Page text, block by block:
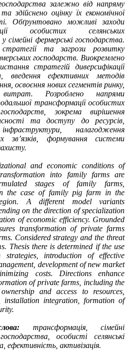
залежно від напряму
та здійснено оцінку їх економічної
Обґрунтовано можливі заходи
особистих селянських
сімейні фермерські господарства.
стратегії та загрози розвитку
господарств. Виокремлено
стратегій диверсифікації
введення ефективних методів
освоєння нових сегментів ринку,
витрат. Розроблено напрями
трансформації особистих
зокрема вирішення
та доступу до ресурсів,
налагодження
зв’язків, формування системи
and economic conditions of
transformation into family farms are
stages of family farms,
the case of family pig farm in the
A different model variants
on the direction of specialization
of economic efficiency. Grounded
transformation of private farms
Considered strategy and the threat
Thesis there is determined if the use
strategies, introduction of effective
development of new market
costs. Directions enhance
of private farms, including the
and access to resources,
installation integration, formation of
трансформація, сімейні
особисті селянські
ефективність, активізація.